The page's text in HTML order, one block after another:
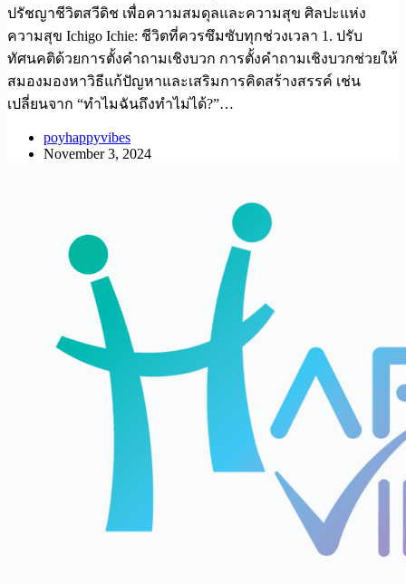
ปรัชญาชีวิตสวีดิช เพื่อความสมดุลและความสุข ศิลปะแห่ง
ความสุข Ichigo Ichie: ชีวิตที่ควรซึมซับทุกช่วงเวลา 1. ปรับ
ทัศนคติด้วยการตั้งคำถามเชิงบวก การตั้งคำถามเชิงบวกช่วยให้
สมองมองหาวิธีแก้ปัญหาและเสริมการคิดสร้างสรรค์ เช่น
เปลี่ยนจาก “ทำไมฉันถึงทำไม่ได้?”…
poyhappyvibes
November 3, 2024